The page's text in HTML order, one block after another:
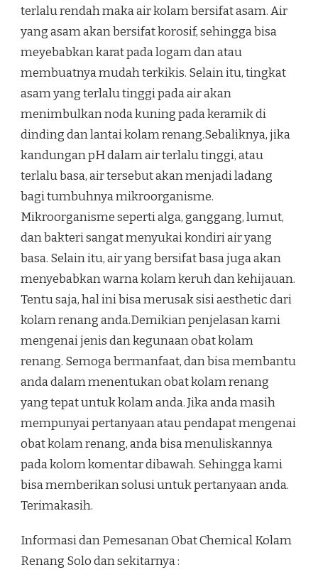
terlalu rendah maka air kolam bersifat asam. Air
yang asam akan bersifat korosif, sehingga bisa
meyebabkan karat pada logam dan atau
membuatnya mudah terkikis. Selain itu, tingkat
asam yang terlalu tinggi pada air akan
menimbulkan noda kuning pada keramik di
dinding dan lantai kolam renang.Sebaliknya, jika
kandungan pH dalam air terlalu tinggi, atau
terlalu basa, air tersebut akan menjadi ladang
bagi tumbuhnya mikroorganisme.
Mikroorganisme seperti alga, ganggang, lumut,
dan bakteri sangat menyukai kondiri air yang
basa. Selain itu, air yang bersifat basa juga akan
menyebabkan warna kolam keruh dan kehijauan.
Tentu saja, hal ini bisa merusak sisi aesthetic dari
kolam renang anda.Demikian penjelasan kami
mengenai jenis dan kegunaan obat kolam
renang. Semoga bermanfaat, dan bisa membantu
anda dalam menentukan obat kolam renang
yang tepat untuk kolam anda. Jika anda masih
mempunyai pertanyaan atau pendapat mengenai
obat kolam renang, anda bisa menuliskannya
pada kolom komentar dibawah. Sehingga kami
bisa memberikan solusi untuk pertanyaan anda.
Terimakasih.
Informasi dan Pemesanan Obat Chemical Kolam
Renang Solo dan sekitarnya :